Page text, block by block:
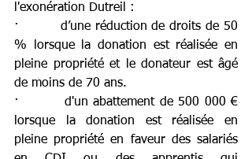
l'exonération Dutreil :
·         d’une réduction de droits de 50
% lorsque la donation est réalisée en
pleine propriété et le donateur est âgé
de moins de 70 ans.
·         d'un abattement de 500 000 €
lorsque la donation est réalisée en
pleine propriété en faveur des salariés